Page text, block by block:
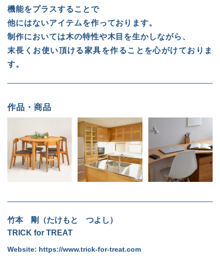
機能をプラスすることで
他にはないアイテムを作っております。
制作においては木の特性や木目を生かしながら、
末長くお使い頂ける家具を作ることを心がけておりま
す。
作品・商品
竹本 剛（たけもと つよし）
TRICK for TREAT
Website: https://www.trick-for-treat.com